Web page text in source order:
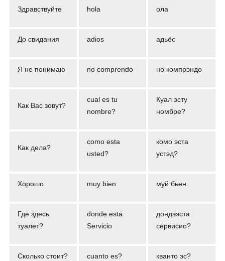
Здравствуйте hola ола
До свидания adios адьёс
Я не понимаю no comprendo но компрэндо
Как Вас зовут?
cual es tu
nombre?
Куал эсту
номбре?
Как дела?
como esta
usted?
комо эста
устэд?
Хорошо muy bien муй бьен
Где здесь
туалет?
donde esta
Servicio
дондээста
сервисио?
Сколько стоит? cuanto es? кванто эс?